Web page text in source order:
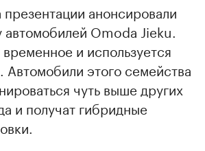
анонсировали
Omoda Jieku.
и используется
Автомобили этого семейства
чуть выше других
и получат гибридные